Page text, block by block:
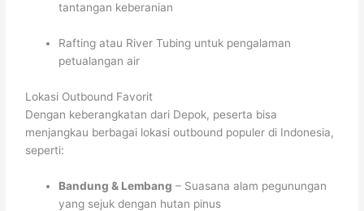
tantangan keberanian
Rafting atau River Tubing untuk pengalaman
petualangan air
Lokasi Outbound Favorit
Dengan keberangkatan dari Depok, peserta bisa
menjangkau berbagai lokasi outbound populer di Indonesia,
seperti:
Bandung & Lembang – Suasana alam pegunungan
yang sejuk dengan hutan pinus